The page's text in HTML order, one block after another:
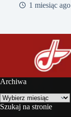
1 miesiąc ago
Archiwa
Archiwa
Szukaj na stronie